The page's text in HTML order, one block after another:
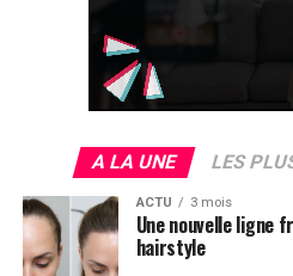
A LA UNE LES
ACTU 3 mois
Une nouvelle ligne
hairstyle